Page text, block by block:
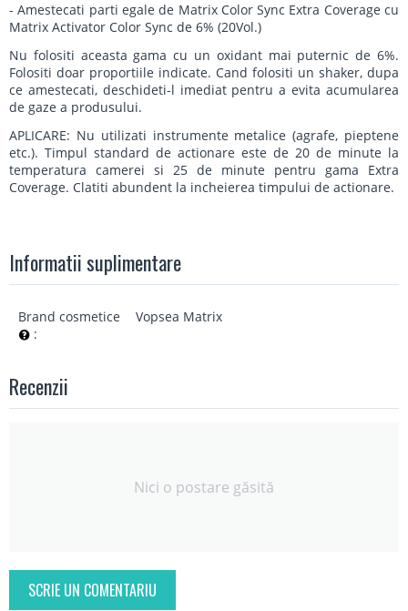
- Amestecati parti egale de Matrix Color Sync Extra Coverage cu
Matrix Activator Color Sync de 6% (20Vol.)
Nu folositi aceasta gama cu un oxidant mai puternic de 6%.
Folositi doar proportiile indicate. Cand folositi un shaker, dupa
ce amestecati, deschideti-l imediat pentru a evita acumularea
de gaze a produsului.
APLICARE: Nu utilizati instrumente metalice (agrafe, pieptene
etc.). Timpul standard de actionare este de 20 de minute la
temperatura camerei si 25 de minute pentru gama Extra
Coverage. Clatiti abundent la incheierea timpului de actionare.
Informatii suplimentare
Brand cosmetice
:
Vopsea Matrix
Recenzii
Nici o postare găsită
SCRIE UN COMENTARIU